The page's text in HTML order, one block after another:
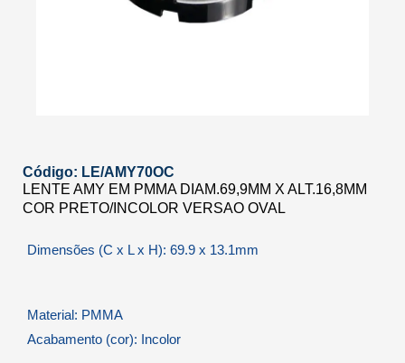
Código: LE/AMY70OC
LENTE AMY EM PMMA DIAM.69,9MM X ALT.16,8MM
COR PRETO/INCOLOR VERSAO OVAL
Dimensões (C x L x H): 69.9 x 13.1mm
Material: PMMA
Acabamento (cor): Incolor